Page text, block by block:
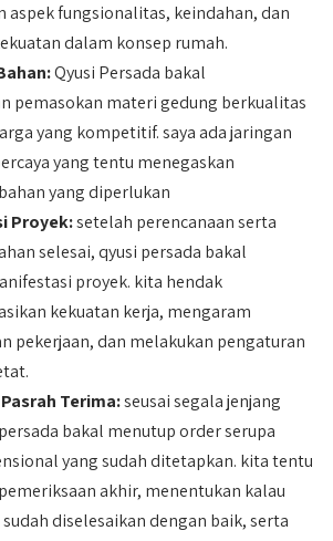
aspek fungsionalitas, keindahan, dan
dalam konsep rumah.
Qyusi Persada bakal
pemasokan materi gedung berkualitas
yang kompetitif. saya ada jaringan
yang tentu menegaskan
yang diperlukan
Proyek:setelah perencanaan serta
selesai, qyusi persada bakal
proyek. kita hendak
kekuatan kerja, mengaram
pekerjaan, dan melakukan pengaturan
Terima:seusai segala jenjang
bakal menutup order serupa
yang sudah ditetapkan. kita tentu
akhir, menentukan kalau
diselesaikan dengan baik, serta